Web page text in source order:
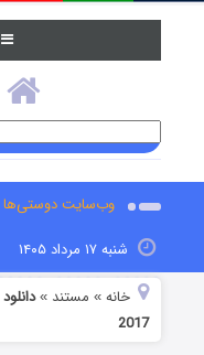
وب‌سایت دوستی‌ها
شنبه ۱۷ مرداد ۱۴۰۵
خانه » مستند »
2017